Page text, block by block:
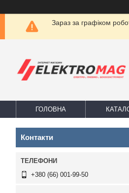
Зараз за графіком
ГОЛОВНА
Контакти
+380 (66) 001-99-50